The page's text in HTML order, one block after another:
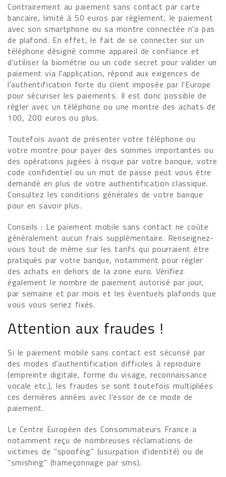
Contrairement au paiement sans contact par carte
bancaire, limité à 50 euros par règlement, le paiement
avec son smartphone ou sa montre connectée n'a pas
de plafond. En effet, le fait de se connecter sur un
téléphone désigné comme appareil de confiance et
d'utiliser la biométrie ou un code secret pour valider un
paiement via l'application, répond aux exigences de
l'authentification forte du client imposée par l'Europe
pour sécuriser les paiements. Il est donc possible de
régler avec un téléphone ou une montre des achats de
100, 200 euros ou plus.
Toutefois avant de présenter votre téléphone ou
votre montre pour payer des sommes importantes ou
des opérations jugées à risque par votre banque, votre
code confidentiel ou un mot de passe peut vous être
demandé en plus de votre authentification classique.
Consultez les conditions générales de votre banque
pour en savoir plus.
Conseils : Le paiement mobile sans contact ne coûte
généralement aucun frais supplémentaire. Renseignez-
vous tout de même sur les tarifs qui pourraient être
pratiqués par votre banque, notamment pour régler
des achats en dehors de la zone euro. Vérifiez
également le nombre de paiement autorisé par jour,
par semaine et par mois et les éventuels plafonds que
vous vous seriez fixés.
Attention aux fraudes !
Si le paiement mobile sans contact est sécurisé par
des modes d'authentification difficiles à reproduire
(empreinte digitale, forme du visage, reconnaissance
vocale etc.), les fraudes se sont toutefois multipliées
ces dernières années avec l'essor de ce mode de
paiement.
Le Centre Européen des Consommateurs France a
notamment reçu de nombreuses réclamations de
victimes de "spoofing" (usurpation d'identité) ou de
"smishing" (hameçonnage par sms).